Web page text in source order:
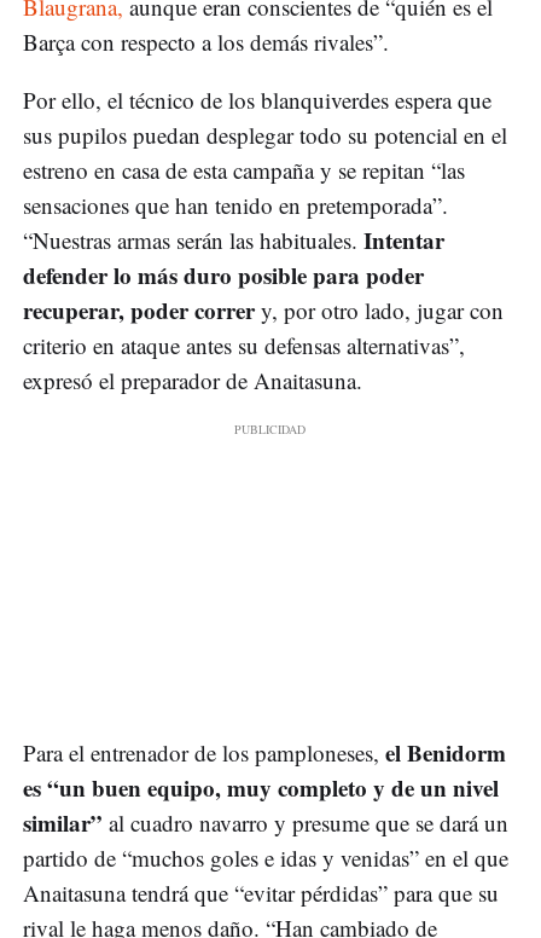
Blaugrana, aunque eran conscientes de “quién es el
Barça con respecto a los demás rivales”.
Por ello, el técnico de los blanquiverdes espera que
sus pupilos puedan desplegar todo su potencial en el
estreno en casa de esta campaña y se repitan “las
sensaciones que han tenido en pretemporada”.
“Nuestras armas serán las habituales. Intentar
defender lo más duro posible para poder
recuperar, poder correry, por otro lado, jugar con
criterio en ataque antes su defensas alternativas”,
expresó el preparador de Anaitasuna.
Para el entrenador de los pamploneses, el Benidorm
es “un buen equipo, muy completo y de un nivel
similar” al cuadro navarro y presume que se dará un
partido de “muchos goles e idas y venidas” en el que
Anaitasuna tendrá que “evitar pérdidas” para que su
rival le haga menos daño. “Han cambiado de